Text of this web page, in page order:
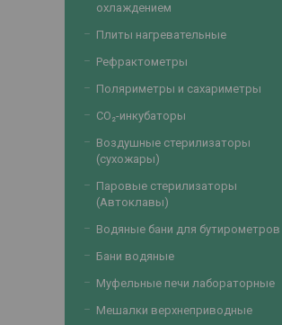
охлаждением
Плиты нагревательные
Рефрактометры
Поляриметры и сахариметры
CO₂-инкубаторы
Воздушные стерилизаторы
(сухожары)
Паровые стерилизаторы
(Автоклавы)
Водяные бани для бутирометров
Бани водяные
Муфельные печи лабораторные
Мешалки верхнеприводные